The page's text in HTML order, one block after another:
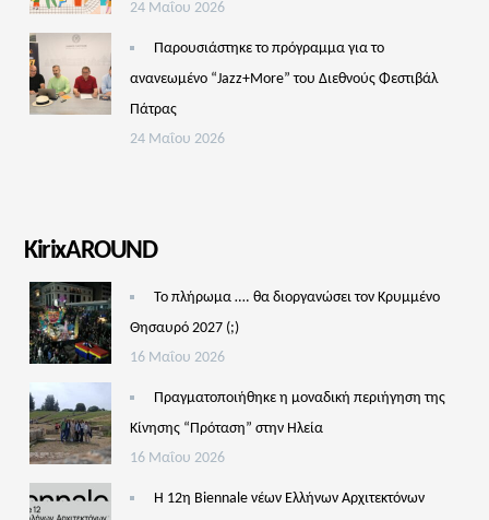
24 Μαΐου 2026
Παρουσιάστηκε το πρόγραμμα για το
ανανεωμένο “Jazz+More” του Διεθνούς Φεστιβάλ
Πάτρας
24 Μαΐου 2026
KirixAROUND
Το πλήρωμα …. θα διοργανώσει τον Κρυμμένο
Θησαυρό 2027 (;)
16 Μαΐου 2026
Πραγματοποιήθηκε η μοναδική περιήγηση της
Κίνησης “Πρόταση” στην Ηλεία
16 Μαΐου 2026
Η 12η Biennale νέων Ελλήνων Αρχιτεκτόνων